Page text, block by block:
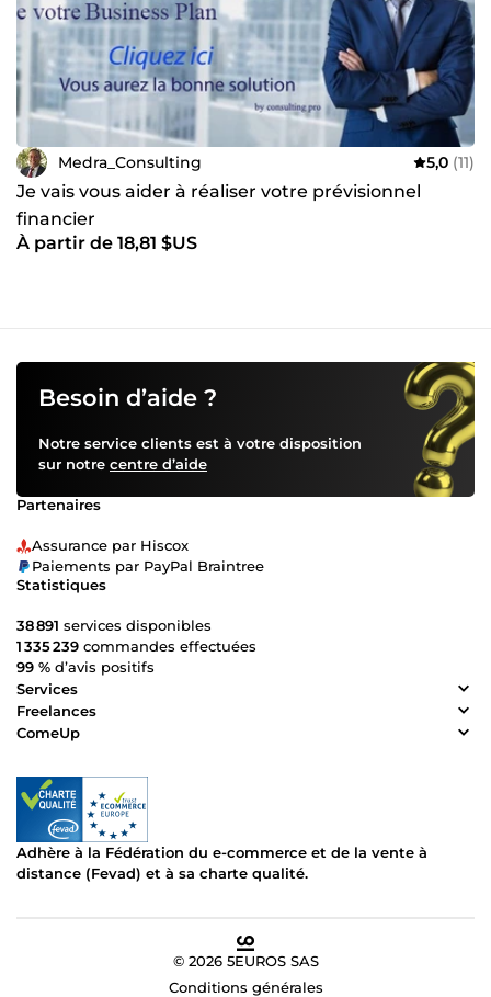
Medra_Consulting 5,0 (11)
Je vais vous aider à réaliser votre prévisionnel
financier
À partir de 18,81 $US
Besoin d’aide ?
Notre service clients est à votre disposition
sur notre centre d’aide
Partenaires
Assurance par Hiscox
Paiements par PayPal Braintree
Statistiques
38 891 services disponibles
1 335 239 commandes effectuées
99 % d’avis positifs
Services
Freelances
ComeUp
Adhère à la Fédération du e-commerce et de la vente à
distance (Fevad) et à sa charte qualité.
© 2026 5EUROS SAS
Conditions générales